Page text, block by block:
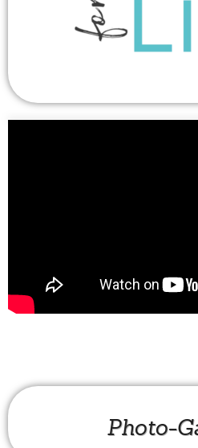
Photo-